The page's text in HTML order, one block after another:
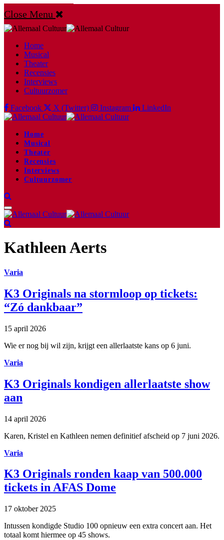
Close Menu
Home
Musical
Theater
Recensies
Interviews
Cultuurzomer
Facebook
X (Twitter) Instagram LinkedIn
Home
Musical
Theater
Recensies
Interviews
Cultuurzomer
Kathleen Aerts
Varia
K3 Originals na stormloop op tickets:
“Zó dankbaar”
15 april 2026
Wie er nog bij wil zijn, krijgt een allerlaatste kans op 6 juni.
Varia
K3 Originals kondigen allerlaatste show
aan
14 april 2026
Karen, Kristel en Kathleen nemen definitief afscheid op 7 juni 2026.
Varia
K3 Originals ronden kaap van 500.000
tickets in AFAS Dome
17 oktober 2025
Intussen kondigde Studio 100 opnieuw een extra concert aan. Het
totaal komt hiermee op 45 shows.